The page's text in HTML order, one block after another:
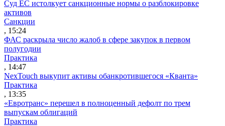
Суд ЕС истолкует санкционные нормы о разблокировке
активов
Санкции
, 15:24
ФАС раскрыла число жалоб в сфере закупок в первом
полугодии
Практика
, 14:47
NexTouch выкупит активы обанкротившегося «Кванта»
Практика
, 13:35
«Евротранс» перешел в полноценный дефолт по трем
выпускам облигаций
Практика